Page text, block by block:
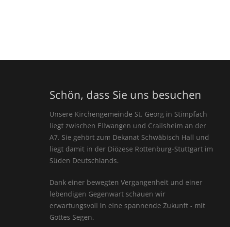
Schön, dass Sie uns besuchen
Unsere Kirchengemeinde St. Georg in Stimpfach
liegt zwischen Ellwangen und Crailsheim an der
A7. Sie gehört zum Dekanat Schwäbisch Hall und
liegt damit in der Diözese Rottenburg-Stuttgart im
Süden Deutschlands.
Dank einer bewegten Vergangenheit und einer
lebendigen Gegenwart schauen wir
erwartungsvoll in eine spannende Zukunft - mit
Gottes Segen.